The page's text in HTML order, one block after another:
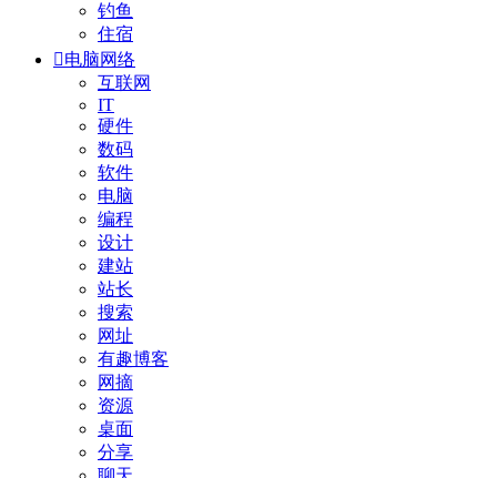
钓鱼
住宿
电脑网络
互联网
IT
硬件
数码
软件
电脑
编程
设计
建站
站长
搜索
网址
有趣博客
网摘
资源
桌面
分享